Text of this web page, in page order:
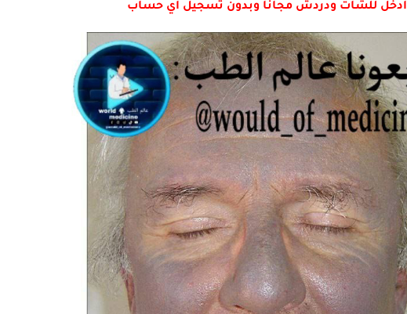
ادخل للشات ودردش مجانا وبدون تسجيل اي حساب